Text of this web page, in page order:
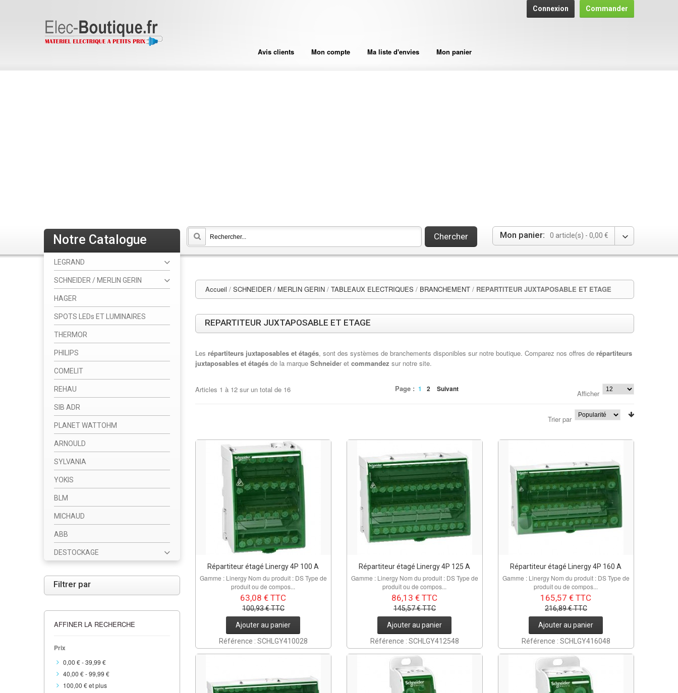
Connexion Commander
Avis clients Mon compte Ma liste d'envies Mon panier
Mon panier: 0 article(s) - 0,00 €
Chercher
Accueil / SCHNEIDER / MERLIN GERIN / TABLEAUX ELECTRIQUES / BRANCHEMENT / REPARTITEUR JUXTAPOSABLE ET ETAGE
REPARTITEUR JUXTAPOSABLE ET ETAGE
Les répartiteurs juxtaposables et étagés, sont des systèmes de branchements disponibles sur notre boutique. Comparez nos offres de répartiteurs
juxtaposables et étagés de la marque Schneider et commandez sur notre site.
Articles 1 à 12 sur un total de 16 Afficher
Page : 1 2 Suivant
Trier par
Répartiteur étagé Linergy 4P 100 A
Gamme : Linergy Nom du produit : DS Type de
produit ou de compos...
63,08 € TTC
100,93 € TTC
Ajouter au panier
Référence : SCHLGY410028
Répartiteur étagé Linergy 4P 125 A
Gamme : Linergy Nom du produit : DS Type de
produit ou de compos...
86,13 € TTC
145,57 € TTC
Ajouter au panier
Référence : SCHLGY412548
Répartiteur étagé Linergy 4P 160 A
Gamme : Linergy Nom du produit : DS Type de
produit ou de compos...
165,57 € TTC
216,89 € TTC
Ajouter au panier
Référence : SCHLGY416048
Notre Catalogue
LEGRAND
SCHNEIDER / MERLIN GERIN
HAGER
SPOTS LEDs ET LUMINAIRES
THERMOR
PHILIPS
COMELIT
REHAU
SIB ADR
PLANET WATTOHM
ARNOULD
SYLVANIA
YOKIS
BLM
MICHAUD
ABB
DESTOCKAGE
Filtrer par
AFFINER LA RECHERCHE
Prix
0,00 €-39,99 €
40,00 €-99,99 €
100,00 €et plus